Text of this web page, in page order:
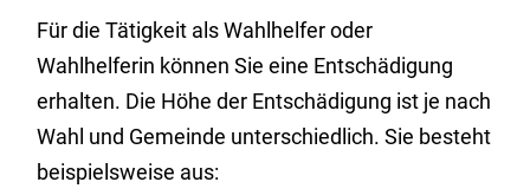
Für die Tätigkeit als Wahlhelfer oder
Wahlhelferin können Sie eine Entschädigung
erhalten. Die Höhe der Entschädigung ist je nach
Wahl und Gemeinde unterschiedlich. Sie besteht
beispielsweise aus: